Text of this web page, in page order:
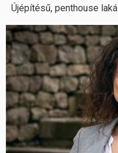
Újépítésű, penthouse